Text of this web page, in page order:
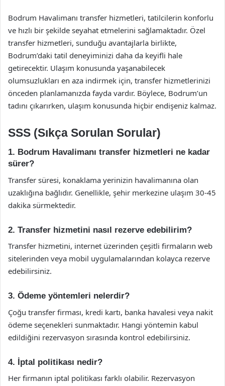
Bodrum Havalimanı transfer hizmetleri, tatilcilerin konforlu
ve hızlı bir şekilde seyahat etmelerini sağlamaktadır. Özel
transfer hizmetleri, sunduğu avantajlarla birlikte,
Bodrum’daki tatil deneyiminizi daha da keyifli hale
getirecektir. Ulaşım konusunda yaşanabilecek
olumsuzlukları en aza indirmek için, transfer hizmetlerinizi
önceden planlamanızda fayda vardır. Böylece, Bodrum’un
tadını çıkarırken, ulaşım konusunda hiçbir endişeniz kalmaz.
SSS (Sıkça Sorulan Sorular)
1. Bodrum Havalimanı transfer hizmetleri ne kadar
sürer?
Transfer süresi, konaklama yerinizin havalimanına olan
uzaklığına bağlıdır. Genellikle, şehir merkezine ulaşım 30-45
dakika sürmektedir.
2. Transfer hizmetini nasıl rezerve edebilirim?
Transfer hizmetini, internet üzerinden çeşitli firmaların web
sitelerinden veya mobil uygulamalarından kolayca rezerve
edebilirsiniz.
3. Ödeme yöntemleri nelerdir?
Çoğu transfer firması, kredi kartı, banka havalesi veya nakit
ödeme seçenekleri sunmaktadır. Hangi yöntemin kabul
edildiğini rezervasyon sırasında kontrol edebilirsiniz.
4. İptal politikası nedir?
Her firmanın iptal politikası farklı olabilir. Rezervasyon